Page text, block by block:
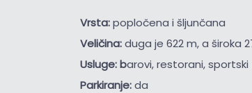
Vrsta:popločena i šljunčana
Veličina:duga je 622 m, a široka
Usluge: barovi, restorani,
Parkiranje:da